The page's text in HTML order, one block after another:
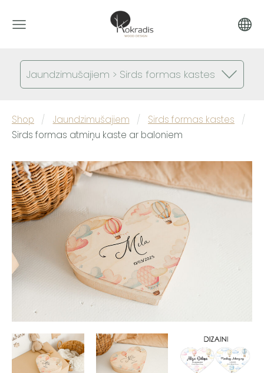
Jaundzimušajiem > Sirds formas kastes
Shop Jaundzimušajiem
Sirds formas kastes
Sirds formas atmiņu kaste ar baloniem